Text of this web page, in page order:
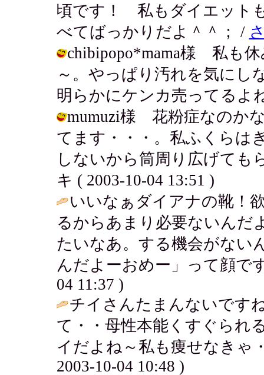
頃です！ 私もダイエット
べてばっかりだよ＾＾； /
chibipopo*mama様 私も
～。やっぱり汚れを気にし
明らかにケンカ売ってるよ
mumuzi様 花粉症なのか
てます・・・。私ふくらは
しないから筒周り広げても
キ ( 2003-10-04 13:51 )
いいなぁダイアナの靴！
るからあまり必要ないんだ
たいなあ。する機会がない
んだよーおめー」って顔で
04 11:37 )
チイさんたまんないです
て・・母性本能くすぐられ
イだよね～私も痩せなきゃ
2003-10-04 10:48 )